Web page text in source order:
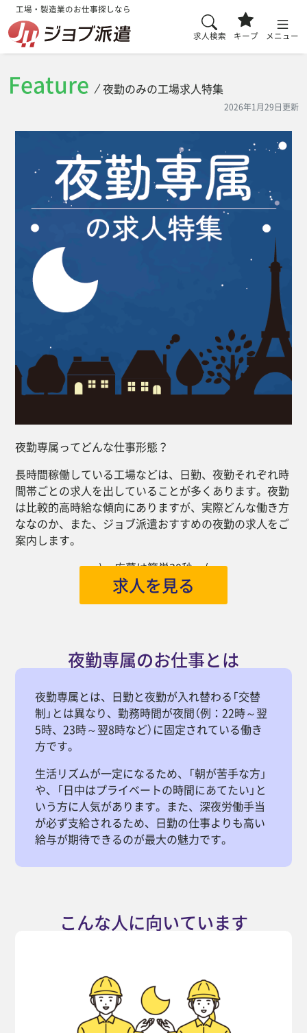
工場・製造業のお仕事探しなら
求人検索 キープ メニュー
Feature 夜勤のみの工場求人特集
2026年1月29日更新
夜勤専属ってどんな仕事形態？
長時間稼働している工場などは、日勤、夜勤それぞれ時
間帯ごとの求人を出していることが多くあります。夜勤
は比較的高時給な傾向にありますが、実際どんな働き方
ななのか、また、ジョブ派遣おすすめの夜勤の求人をご
案内します。
\ 応募は簡単30秒 /
求人を見る
夜勤専属のお仕事とは
夜勤専属とは、日勤と夜勤が入れ替わる「交替
制」とは異なり、勤務時間が夜間（例：22時～翌
5時、23時～翌8時など）に固定されている働き
方です。
生活リズムが一定になるため、「朝が苦手な方」
や、「日中はプライベートの時間にあてたい」と
いう方に人気があります。また、深夜労働手当
が必ず支給されるため、日勤の仕事よりも高い
給与が期待できるのが最大の魅力です。
こんな人に向いています